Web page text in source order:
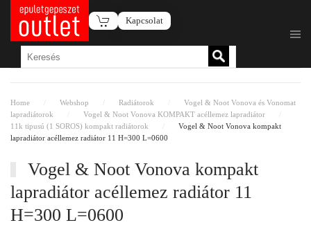
Fő tartalom átugrása
Kapcsolat
Home Webshop Radiátorok
Vogel & Noot Vonova és Vonomat
lapradiátorok
Vogel & Noot Vonova KOMPAKT acéllemez lapradiátor
11k tipusú (1 SOROS) kompakt radiátorok
Vogel & Noot Vonova kompakt
lapradiátor acéllemez radiátor 11 H=300 L=0600
Vogel & Noot Vonova kompakt
lapradiátor acéllemez radiátor 11
H=300 L=0600